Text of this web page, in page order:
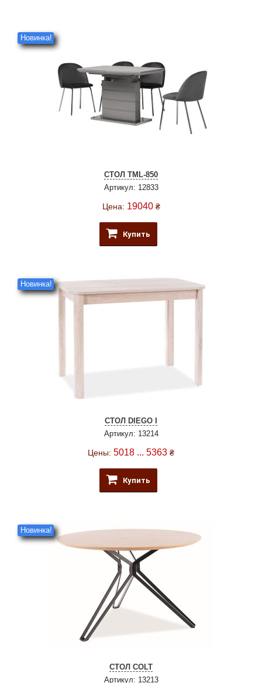
Новинка!
СТОЛ TML-850
Артикул: 12833
Цена: 19040 ₴
Купить
Новинка!
СТОЛ DIEGO I
Артикул: 13214
Цены: 5018 ... 5363 ₴
Купить
Новинка!
СТОЛ COLT
Артикул: 13213